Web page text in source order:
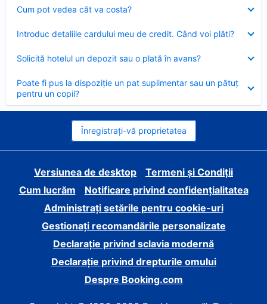
Cum pot vedea cât va costa?
închis
Introduc detaliile cardului meu de credit. Când voi plăti?
închis
Solicită hotelul un depozit sau o plată în avans?
închis
Poate fi pus la dispoziție un pat suplimentar sau un pătuț
pentru un copil?
închis
Înregistrați-vă proprietatea
Versiunea de desktop
Termeni și Condiții
Cum lucrăm
Notificare privind confidențialitatea
Administrați setările pentru cookie-uri
Gestionați recomandările personalizate
Declarație privind sclavia modernă
Declarație privind drepturile omului
Despre Booking.com